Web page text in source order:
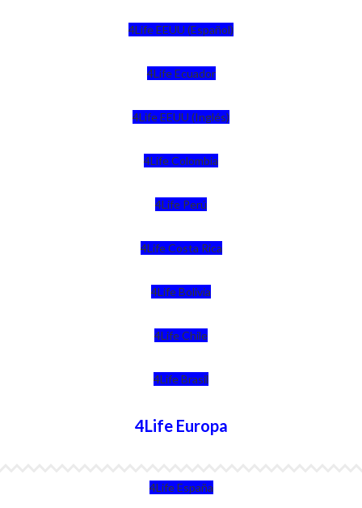
4Life EEUU (Español)
4Life Ecuador
4Life EEUU (Inglés)
4Life Colombia
4Life Perú
4Life Costa Rica
4Life Bolivia
4Life Chile
4Life Brasil
4Life Europa
4Life España